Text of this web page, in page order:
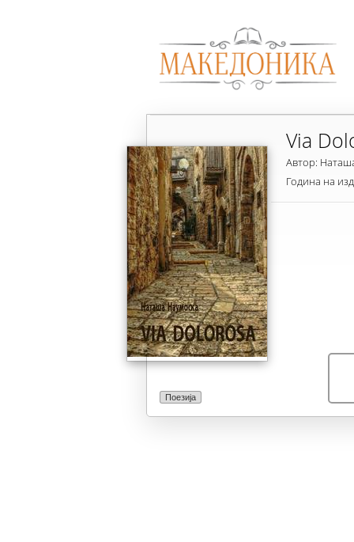
Поезија
Via
Автор:
Година на